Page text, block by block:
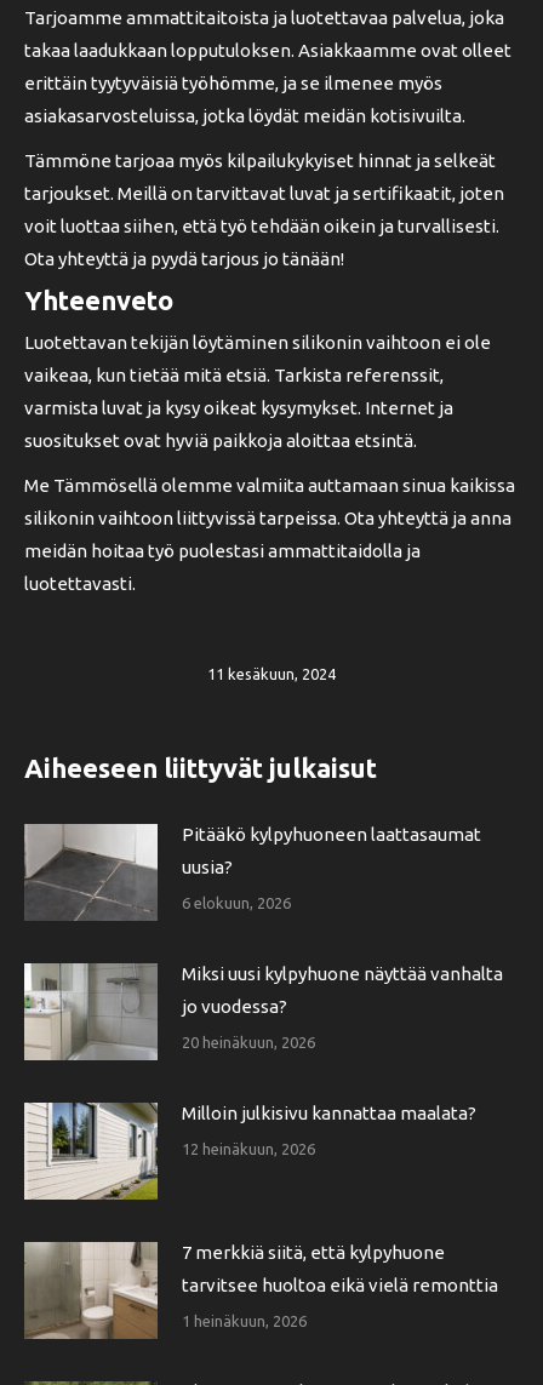
Tarjoamme ammattitaitoista ja luotettavaa palvelua, joka
takaa laadukkaan lopputuloksen. Asiakkaamme ovat olleet
erittäin tyytyväisiä työhömme, ja se ilmenee myös
asiakasarvosteluissa, jotka löydät meidän kotisivuilta.
Tämmöne tarjoaa myös kilpailukykyiset hinnat ja selkeät
tarjoukset. Meillä on tarvittavat luvat ja sertifikaatit, joten
voit luottaa siihen, että työ tehdään oikein ja turvallisesti.
Ota yhteyttä ja pyydä tarjous jo tänään!
Yhteenveto
Luotettavan tekijän löytäminen silikonin vaihtoon ei ole
vaikeaa, kun tietää mitä etsiä. Tarkista referenssit,
varmista luvat ja kysy oikeat kysymykset. Internet ja
suositukset ovat hyviä paikkoja aloittaa etsintä.
Me Tämmösellä olemme valmiita auttamaan sinua kaikissa
silikonin vaihtoon liittyvissä tarpeissa. Ota yhteyttä ja anna
meidän hoitaa työ puolestasi ammattitaidolla ja
luotettavasti.
11 kesäkuun, 2024
Aiheeseen liittyvät julkaisut
Pitääkö kylpyhuoneen laattasaumat
uusia?
6 elokuun, 2026
Miksi uusi kylpyhuone näyttää vanhalta
jo vuodessa?
20 heinäkuun, 2026
Milloin julkisivu kannattaa maalata?
12 heinäkuun, 2026
7 merkkiä siitä, että kylpyhuone
tarvitsee huoltoa eikä vielä remonttia
1 heinäkuun, 2026